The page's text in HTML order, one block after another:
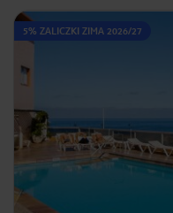
5% ZALICZKI ZIMA 2026/27